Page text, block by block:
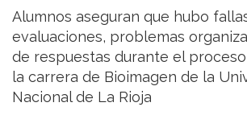
Alumnos aseguran que hubo
evaluaciones, problemas
de respuestas durante el
la carrera de Bioimagen de la
Nacional de La Rioja